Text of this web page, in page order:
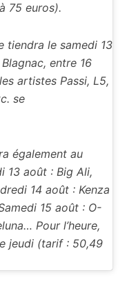
75 euros).
tiendra le samedi 13
entre 16
artistes Passi, L5,
se
également au
13 août : Big Ali,
14 août : Kenza
15 août : O-
Pour l’heure,
jeudi (tarif : 50,49